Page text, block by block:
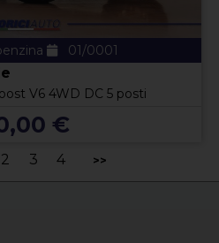
01/0001
V6 4WD DC 5 posti
€
2 3 4 >>